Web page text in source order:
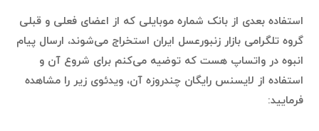
استفاده بعدی از بانک شماره موبایلی که از اعضای فعلی و قبلی
گروه تلگرامی بازار زنبورعسل ایران استخراج می‌شوند، ارسال پیام
انبوه در واتساپ هست که توضیه می‌کنم برای شروع آن و
استفاده از لایسنس رایگان چندروزه آن، ویدئوی زیر را مشاهده
فرمایید: